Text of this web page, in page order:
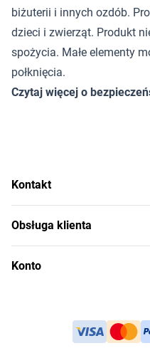
biżuterii i innych ozdób.
dzieci i zwierząt. Produkt
spożycia. Małe elementy
połknięcia.
Czytaj więcej o
Kontakt
Obsługa klienta
Konto